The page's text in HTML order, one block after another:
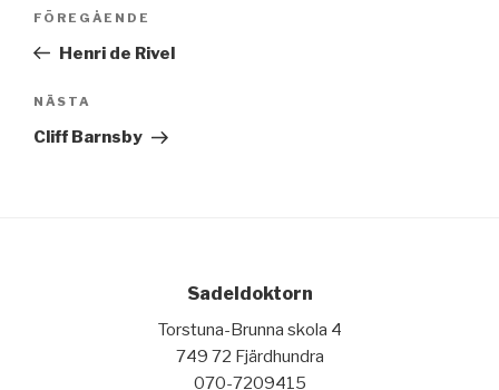
Föregående
inlägg
FÖREGÅENDE
Henri de Rivel
Nästa
inlägg
NÄSTA
Cliff Barnsby
Sadeldoktorn
Torstuna-Brunna skola 4
749 72 Fjärdhundra
070-7209415